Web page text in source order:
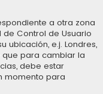
a otra zona
de Control de Usuario
ubicación, e.j. Londres,
que para cambiar la
debe estar
momento para